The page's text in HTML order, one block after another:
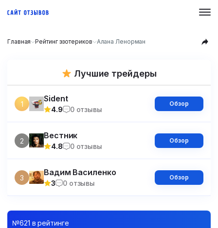
Главная Рейтинг эзотериков Алана Ленорман
Лучшие трейдеры
1
Sident
4.9 0 отзывы
Обзор
2
Вестник
4.8 0 отзывы
Обзор
3
Вадим Василенко
3 0 отзывы
Обзор
№621 в рейтинге